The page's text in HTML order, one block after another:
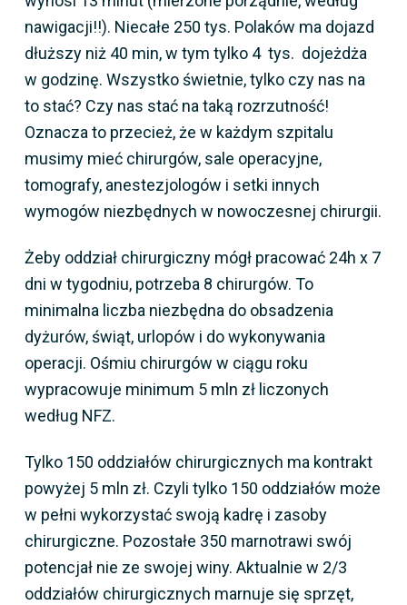
nawigacji!!). Niecałe 250 tys. Polaków ma dojazd
dłuższy niż 40 min, w tym tylko 4 tys. dojeżdża
w godzinę. Wszystko świetnie, tylko czy nas na
to stać? Czy nas stać na taką rozrzutność!
Oznacza to przecież, że w każdym szpitalu
musimy mieć chirurgów, sale operacyjne,
tomografy, anestezjologów i setki innych
wymogów niezbędnych w nowoczesnej chirurgii.
Żeby oddział chirurgiczny mógł pracować 24h x 7
dni w tygodniu, potrzeba 8 chirurgów. To
minimalna liczba niezbędna do obsadzenia
dyżurów, świąt, urlopów i do wykonywania
operacji. Ośmiu chirurgów w ciągu roku
wypracowuje minimum 5 mln zł liczonych
według NFZ.
Tylko 150 oddziałów chirurgicznych ma kontrakt
powyżej 5 mln zł. Czyli tylko 150 oddziałów może
w pełni wykorzystać swoją kadrę i zasoby
chirurgiczne. Pozostałe 350 marnotrawi swój
potencjał nie ze swojej winy. Aktualnie w 2/3
oddziałów chirurgicznych marnuje się sprzęt,